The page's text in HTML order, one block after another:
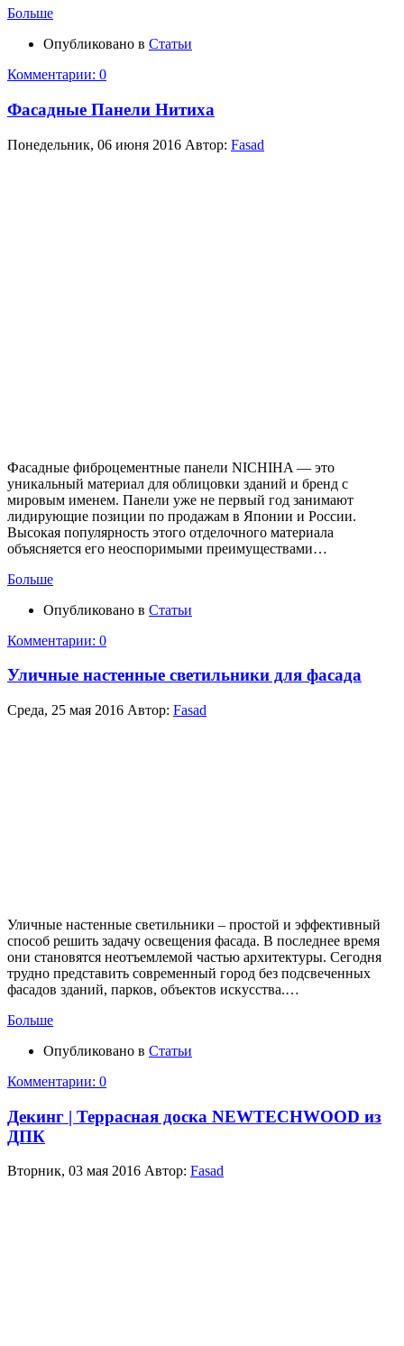
Больше
Опубликовано в Статьи
Комментарии: 0
Фасадные Панели Нитиха
Понедельник, 06 июня 2016 Автор: Fasad
Фасадные фиброцементные панели NICHIHA — это
уникальный материал для облицовки зданий и бренд с
мировым именем. Панели уже не первый год занимают
лидирующие позиции по продажам в Японии и России.
Высокая популярность этого отделочного материала
объясняется его неоспоримыми преимуществами…
Больше
Опубликовано в Статьи
Комментарии: 0
Уличные настенные светильники для фасада
Среда, 25 мая 2016 Автор: Fasad
Уличные настенные светильники – простой и эффективный
способ решить задачу освещения фасада. В последнее время
они становятся неотъемлемой частью архитектуры. Сегодня
трудно представить современный город без подсвеченных
фасадов зданий, парков, объектов искусства.…
Больше
Опубликовано в Статьи
Комментарии: 0
Декинг | Террасная доска NEWTECHWOOD из
ДПК
Вторник, 03 мая 2016 Автор: Fasad